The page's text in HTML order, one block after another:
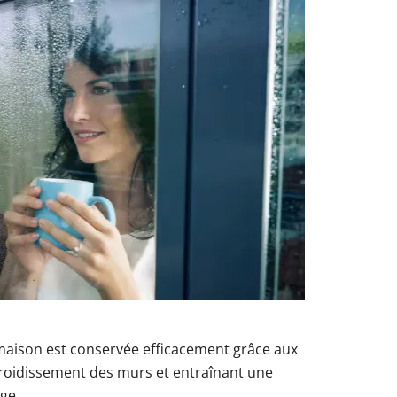
est conservée efficacement grâce aux
des murs et entraînant une